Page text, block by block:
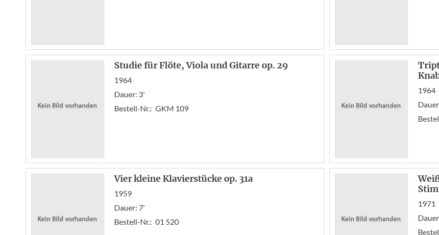
Studie für Flöte, Viola und Gitarre op. 29
1964
Dauer: 3'
Bestell-Nr.: GKM 109
1964
Vier kleine Klavierstücke op. 31a
1959
Dauer: 7'
Bestell-Nr.: 01 520
1971